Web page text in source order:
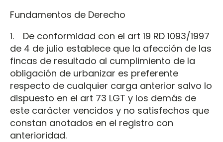
Fundamentos de Derecho
1. De conformidad con el art 19 RD 1093/1997
de 4 de julio establece que la afección de las
fincas de resultado al cumplimiento de la
obligación de urbanizar es preferente
respecto de cualquier carga anterior salvo lo
dispuesto en el art 73 LGT y los demás de
este carácter vencidos y no satisfechos que
constan anotados en el registro con
anterioridad.